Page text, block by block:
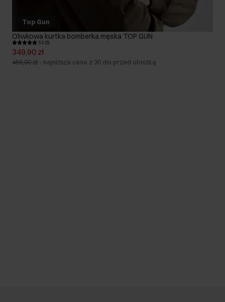
Top Gun
Oliwkowa kurtka bomberka męska TOP GUN
5.0 (5)
349,90 zł
459,90 zł - najniższa cena z 30 dni przed obniżką